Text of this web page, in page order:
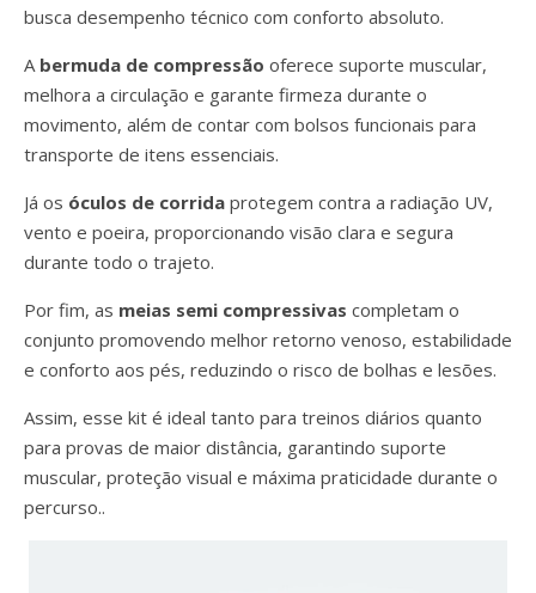
busca desempenho técnico com conforto absoluto.
A bermuda de compressão oferece suporte muscular,
melhora a circulação e garante firmeza durante o
movimento, além de contar com bolsos funcionais para
transporte de itens essenciais.
Já os óculos de corrida protegem contra a radiação UV,
vento e poeira, proporcionando visão clara e segura
durante todo o trajeto.
Por fim, as meias semi compressivas completam o
conjunto promovendo melhor retorno venoso, estabilidade
e conforto aos pés, reduzindo o risco de bolhas e lesões.
Assim, esse kit é ideal tanto para treinos diários quanto
para provas de maior distância, garantindo suporte
muscular, proteção visual e máxima praticidade durante o
percurso..